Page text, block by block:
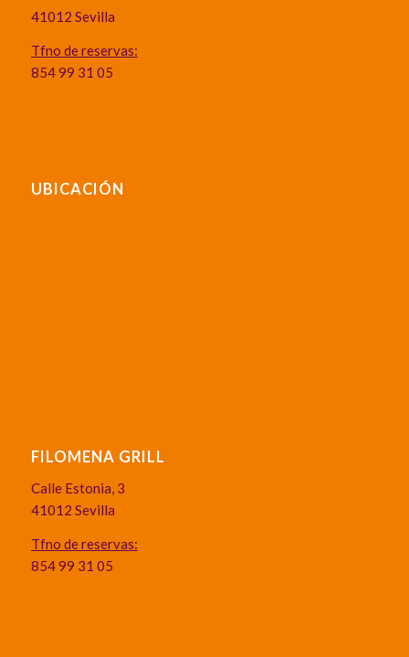
41012 Sevilla
Tfno de reservas:
854 99 31 05
UBICACIÓN
FILOMENA GRILL
Calle Estonia, 3
41012 Sevilla
Tfno de reservas:
854 99 31 05